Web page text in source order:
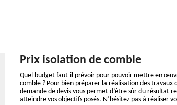
Prix isolation de comble
Quel budget faut-il prévoir pour pouvoir mettre en
comble ? Pour bien préparer la réalisation des travaux
demande de devis vous permet d’être sûr du résultat
atteindre vos objectifs posés. N’hésitez pas à réaliser